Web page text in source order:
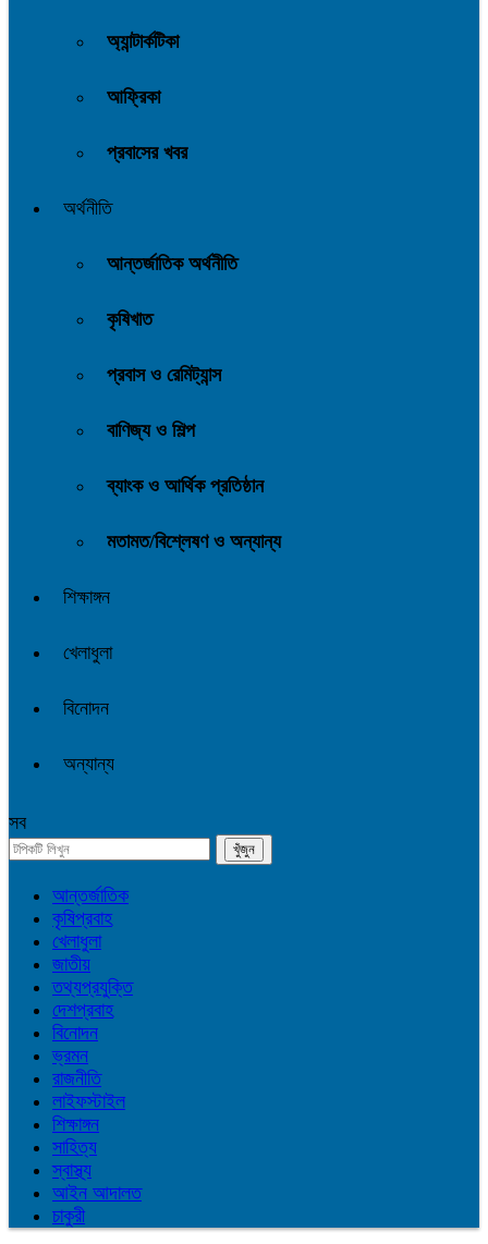
অ্যান্টার্কটিকা
আফ্রিকা
প্রবাসের খবর
অর্থনীতি
আন্তর্জাতিক অর্থনীতি
কৃষিখাত
প্রবাস ও রেমিট্যান্স
বাণিজ্য ও শিল্প
ব্যাংক ও আর্থিক প্রতিষ্ঠান
মতামত/বিশ্লেষণ ও অন্যান্য
শিক্ষাঙ্গন
খেলাধুলা
বিনোদন
অন্যান্য
সব
আন্তর্জাতিক
কৃষিপ্রবাহ
খেলাধুলা
জাতীয়
তথ্যপ্রযুক্তি
দেশপ্রবাহ
বিনোদন
ভ্রমন
রাজনীতি
লাইফস্টাইল
শিক্ষাঙ্গন
সাহিত্য
স্বাস্থ্য
আইন আদালত
চাকুরী